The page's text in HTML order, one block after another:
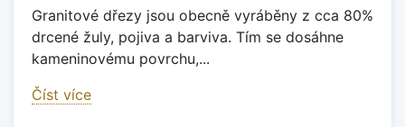
Granitové dřezy jsou obecně vyráběny z cca 80%
drcené žuly, pojiva a barviva. Tím se dosáhne
kameninovému povrchu,...
Číst více